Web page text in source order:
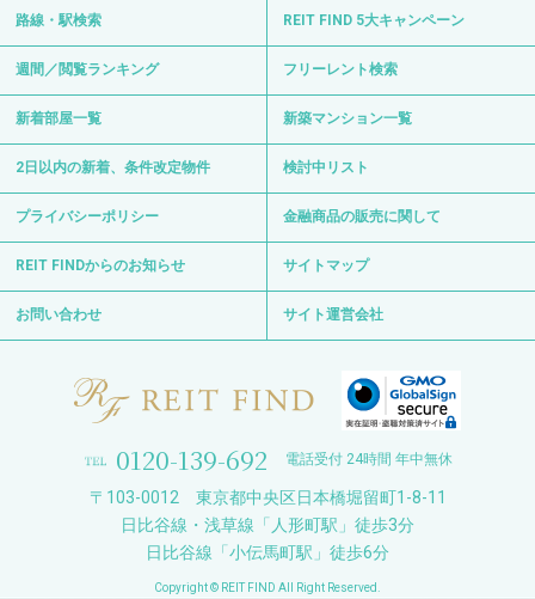
路線・駅検索 REIT FIND 5大キャンペーン
週間／閲覧ランキング フリーレント検索
新着部屋一覧 新築マンション一覧
2日以内の新着、条件改定物件 検討中リスト
プライバシーポリシー 金融商品の販売に関して
REIT FINDからのお知らせ サイトマップ
お問い合わせ サイト運営会社
0120-139-692 電話受付 24時間 年中無休
〒103-0012 東京都中央区日本橋堀留町1-8-11
日比谷線・浅草線「人形町駅」徒歩3分
日比谷線「小伝馬町駅」徒歩6分
Copyright © REIT FIND All Right Reserved.